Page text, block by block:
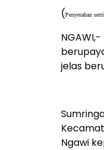
(Penyerahan
jelas
Ngawi